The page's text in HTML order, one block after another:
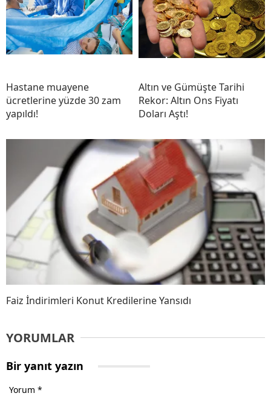
Hastane muayene
ücretlerine yüzde 30 zam
yapıldı!
Altın ve Gümüşte Tarihi
Rekor: Altın Ons Fiyatı
Doları Aştı!
Faiz İndirimleri Konut Kredilerine Yansıdı
YORUMLAR
Bir yanıt yazın
Yorum *